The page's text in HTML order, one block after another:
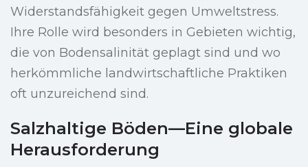
Widerstandsfähigkeit gegen Umweltstress.
Ihre Rolle wird besonders in Gebieten wichtig,
die von Bodensalinität geplagt sind und wo
herkömmliche landwirtschaftliche Praktiken
oft unzureichend sind.
Salzhaltige Böden—Eine globale
Herausforderung